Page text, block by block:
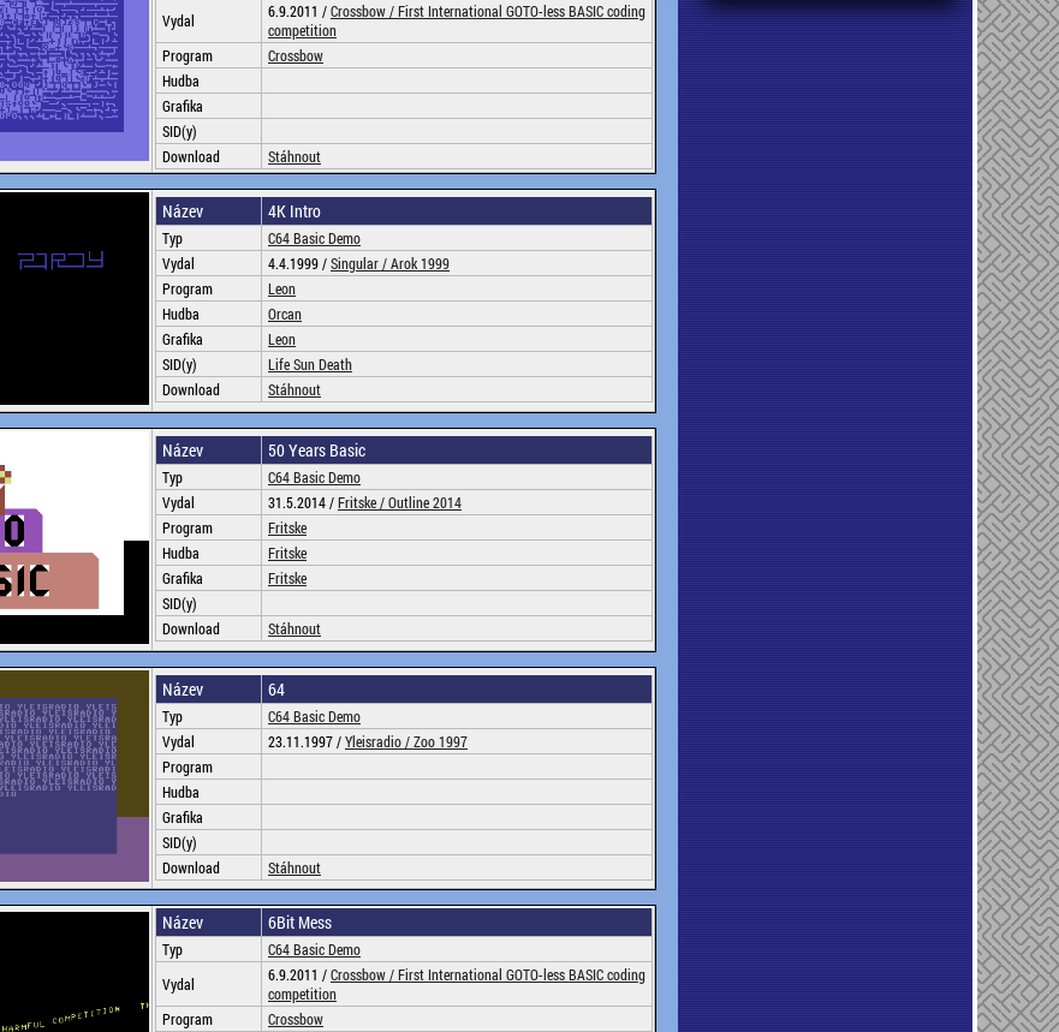
Vydal
6.9.2011 /Crossbow /First International GOTO-less BASIC coding
competition
Program
Crossbow
Hudba
Grafika
SID(y)
Download
Stáhnout
Název 4K Intro
Typ
C64 Basic Demo
Vydal
4.4.1999 /Singular /Arok 1999
Program
Leon
Hudba
Orcan
Grafika
Leon
SID(y)
Life Sun Death
Download
Stáhnout
Název 50 Years Basic
Typ
C64 Basic Demo
Vydal
31.5.2014 /Fritske /Outline 2014
Program
Fritske
Hudba
Fritske
Grafika
Fritske
SID(y)
Download
Stáhnout
Název 64
Typ
C64 Basic Demo
Vydal
23.11.1997 /Yleisradio /Zoo 1997
Program
Hudba
Grafika
SID(y)
Download
Stáhnout
Název 6Bit Mess
Typ
C64 Basic Demo
Vydal
6.9.2011 /Crossbow /First International GOTO-less BASIC coding
competition
Program
Crossbow